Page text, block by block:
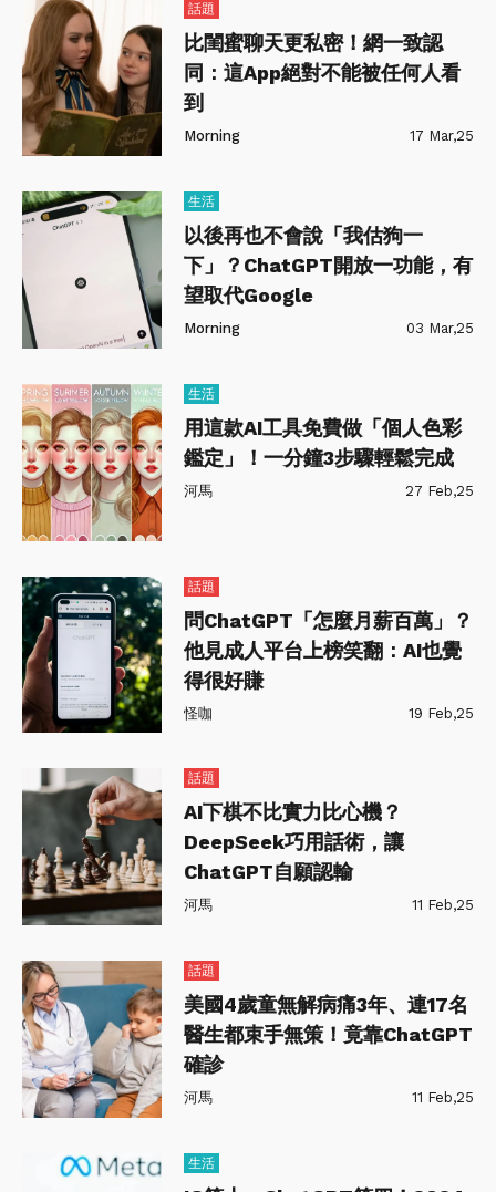
話題
比閨蜜聊天更私密！網一致認
同：這App絕對不能被任何人看
到
Morning 17 Mar,25
生活
以後再也不會說「我估狗一
下」？ChatGPT開放一功能，有
望取代Google
Morning 03 Mar,25
生活
用這款AI工具免費做「個人色彩
鑑定」！一分鐘3步驟輕鬆完成
河馬 27 Feb,25
話題
問ChatGPT「怎麼月薪百萬」？
他見成人平台上榜笑翻：AI也覺
得很好賺
怪咖 19 Feb,25
話題
AI下棋不比實力比心機？
DeepSeek巧用話術，讓
ChatGPT自願認輸
河馬 11 Feb,25
話題
美國4歲童無解病痛3年、連17名
醫生都束手無策！竟靠ChatGPT
確診
河馬 11 Feb,25
生活